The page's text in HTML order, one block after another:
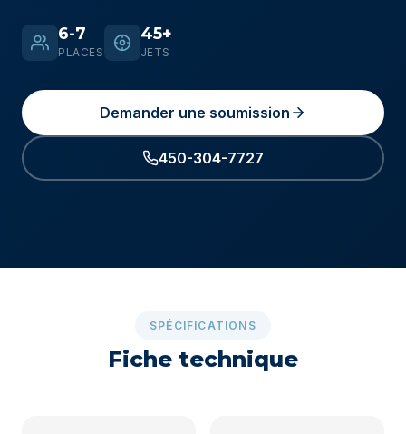
6-7
PLACES
45+
JETS
Demander une soumission
450-304-7727
SPÉCIFICATIONS
Fiche technique